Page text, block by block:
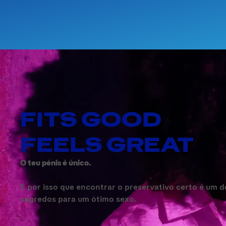
FITS GOOD
FEELS GREAT
O teu pénis é único.
É por isso que encontrar o preservativo certo é um
segredos para um ótimo sexo.